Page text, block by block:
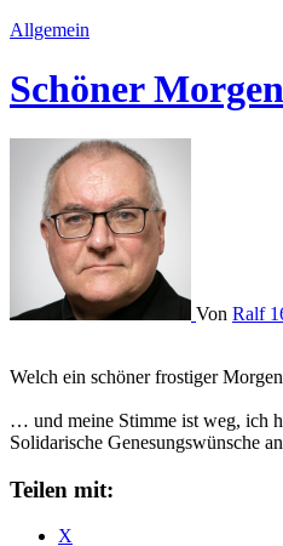
Allgemein
Schöner
Von Ralf
Welch ein schöner frostiger
… und meine Stimme ist weg, ich
Solidarische Genesungswünsche
Teilen mit:
X